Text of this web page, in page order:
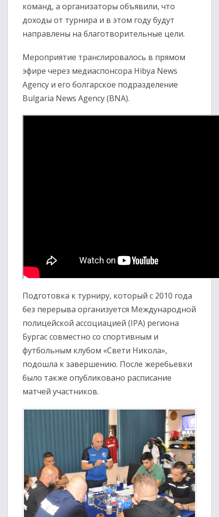
команд, а организаторы объявили, что
доходы от турнира и в этом году будут
направлены на благотворительные цели.
Мероприятие транслировалось в прямом
эфире через медиаспонсора Hibya News
Agency и его болгарское подразделение
Bulgaria News Agency (BNA).
Подготовка к турниру, который с 2010 года
без перерыва организуется Международной
полицейской ассоциацией (IPA) региона
Бургас совместно со спортивным и
футбольным клубом «Свети Никола»,
подошла к завершению. После жеребьевки
было также опубликовано расписание
матчей участников.